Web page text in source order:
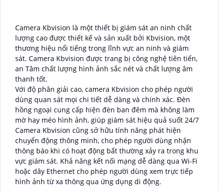
Camera Kbvision là một thiết bị giám sát an ninh chất
lượng cao được thiết kế và sản xuất bởi Kbvision, một
thương hiệu nổi tiếng trong lĩnh vực an ninh và giám
sát. Camera Kbvision được trang bị công nghệ tiên tiến,
an Tâm chất lượng hình ảnh sắc nét và chất lượng âm
thanh tốt.
Với độ phân giải cao, camera Kbvision cho phép người
dùng quan sát mọi chi tiết dễ dàng và chính xác. Đèn
hồng ngoại cung cấp hiện đèn ban đêm mà không làm
mờ hay méo hình ảnh, giúp giám sát hiệu quả suốt 24/7
Camera Kbvision cũng sở hữu tính năng phát hiện
chuyển động thông minh, cho phép người dùng nhận
thông báo khi có hoạt động bất thường xảy ra trong khu
vực giám sát. Khả năng kết nối mạng dễ dàng qua Wi-Fi
hoặc dây Ethernet cho phép người dùng xem trực tiếp
hình ảnh từ xa thông qua ứng dụng di động.